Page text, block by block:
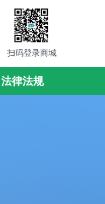
法律法规
扫码登录商城